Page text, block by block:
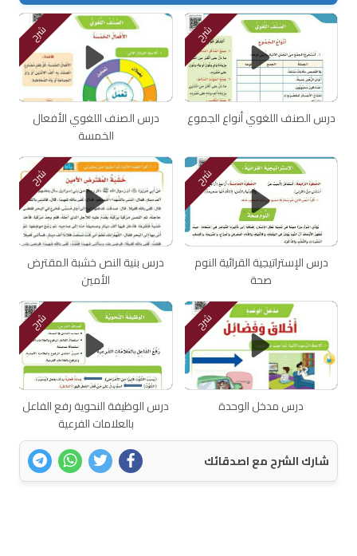
شرح
درس الصنف اللغوي أنواع الجموع
شرح
درس الصنف اللغوي الأفعال
الخمسة
شرح
درس الإستراتيجية القرائية النوم
صحة
شرح
درس بنية النص خشبة المقترض
الأمين
شرح
درس مدخل الوحدة
شرح
درس الوظيفة النحوية رفع الفاعل
بالعلامات الفرعية
شارك الشرح مع اصدقائك